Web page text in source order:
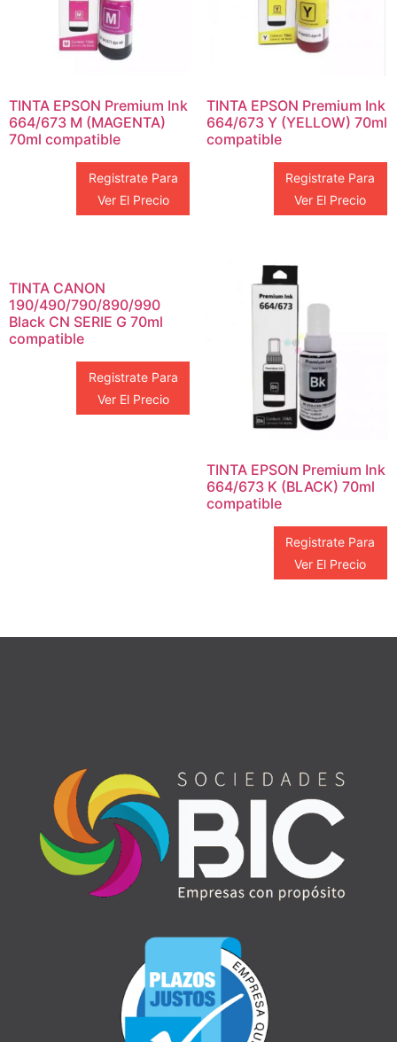
TINTA EPSON Premium Ink
664/673 M (MAGENTA)
70ml compatible
Registrate Para
Ver El Precio
TINTA EPSON Premium Ink
664/673 Y (YELLOW) 70ml
compatible
Registrate Para
Ver El Precio
TINTA CANON
190/490/790/890/990
Black CN SERIE G 70ml
compatible
Registrate Para
Ver El Precio
TINTA EPSON Premium Ink
664/673 K (BLACK) 70ml
compatible
Registrate Para
Ver El Precio